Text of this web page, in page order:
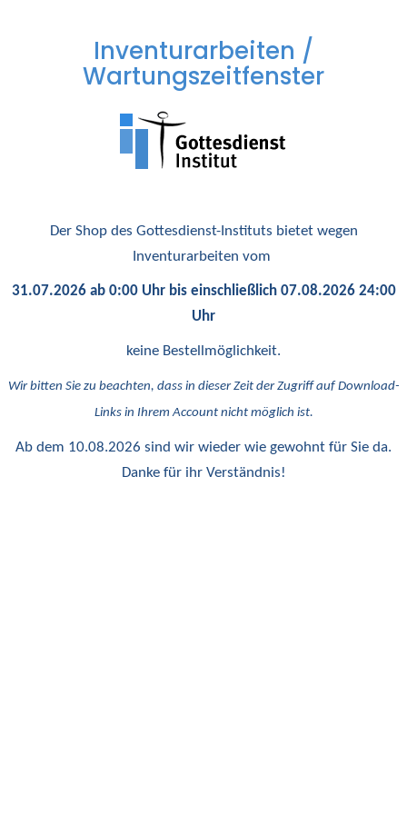
Inventurarbeiten /
Wartungszeitfenster
Der Shop des Gottesdienst-Instituts bietet wegen
Inventurarbeiten vom
31.07.2026 ab 0:00 Uhr bis einschließlich 07.08.2026 24:00
Uhr
keine Bestellmöglichkeit.
Wir bitten Sie zu beachten, dass in dieser Zeit der Zugriff auf Download-
Links in Ihrem Account nicht möglich ist.
Ab dem 10.08.2026 sind wir wieder wie gewohnt für Sie da.
Danke für ihr Verständnis!